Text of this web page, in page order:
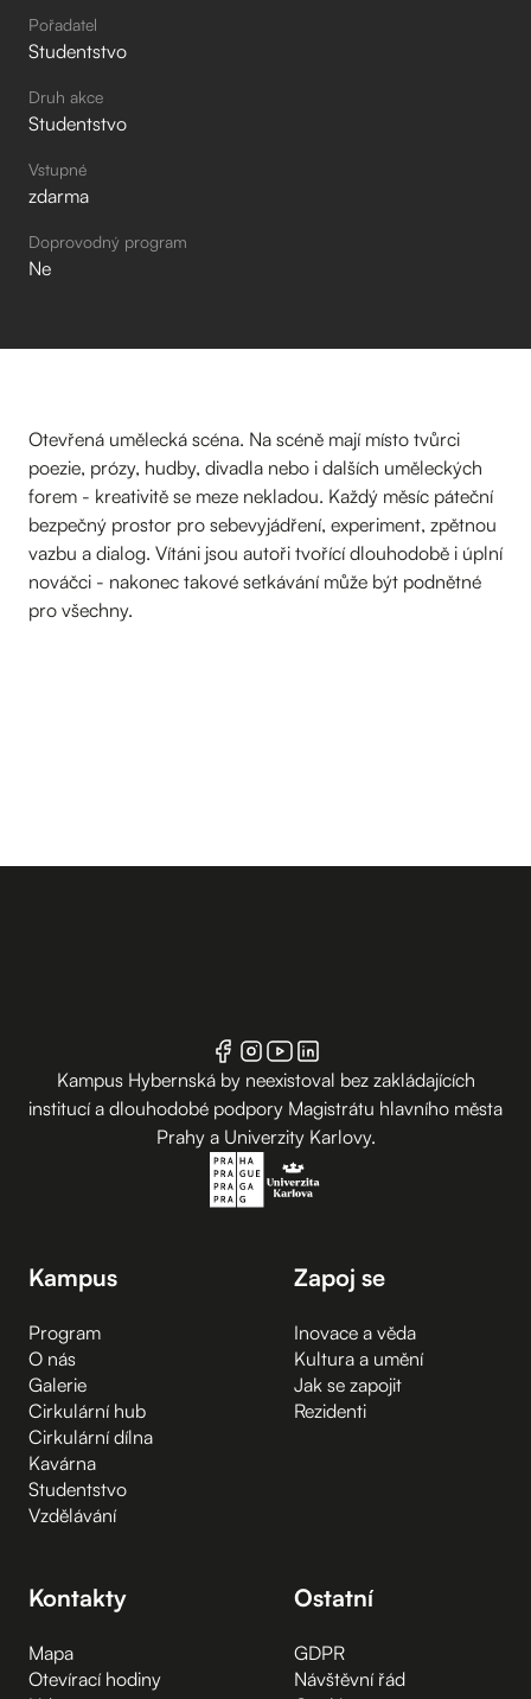
Pořadatel
Studentstvo
Druh akce
Studentstvo
Vstupné
zdarma
Doprovodný program
Ne
Otevřená umělecká scéna. Na scéně mají místo tvůrci
poezie, prózy, hudby, divadla nebo i dalších uměleckých
forem - kreativitě se meze nekladou. Každý měsíc páteční
bezpečný prostor pro sebevyjádření, experiment, zpětnou
vazbu a dialog. Vítáni jsou autoři tvořící dlouhodobě i úplní
nováčci - nakonec takové setkávání může být podnětné
pro všechny.
Kampus Hybernská by neexistoval bez zakládajících
institucí a dlouhodobé podpory Magistrátu hlavního města
Prahy a Univerzity Karlovy.
Kampus
Program
O nás
Galerie
Cirkulární hub
Cirkulární dílna
Kavárna
Studentstvo
Vzdělávání
Zapoj se
Inovace a věda
Kultura a umění
Jak se zapojit
Rezidenti
Kontakty
Mapa
Otevírací hodiny
Ostatní
GDPR
Návštěvní řád